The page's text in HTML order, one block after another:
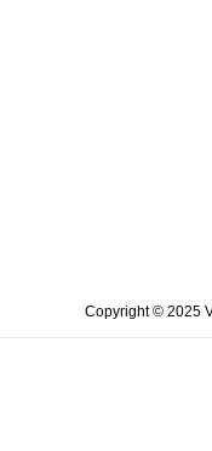
Copyright © 2025